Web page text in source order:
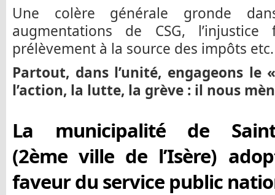
Une colère générale gronde
augmentations de CSG,
prélèvement à la source des impôts etc.
Partout, dans l’unité, engageons le
l’action, la lutte, la grève : il nous
La municipalité de Saint-
(2ème ville de l’Isère)
faveur du service public